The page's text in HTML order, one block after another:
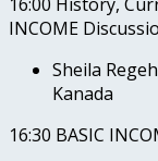
INCOME
Sheila
Kanada
16:30 BASIC